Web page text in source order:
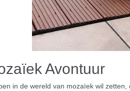
Avontuur
in de wereld van mozaïek wil